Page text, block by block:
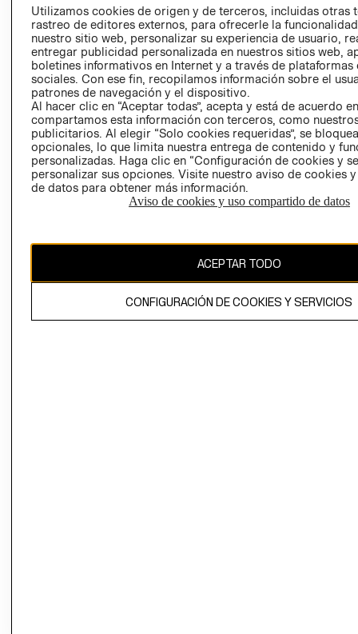
AVISO DE
PRIVACIDAD
GIFT CARD
AVISO DE
COOKIES
Chile ($)
El contenido de esta página web está protegido por copyright y es
propiedad de H&M Hennes & Mauritz AB.
Utilizamos cookies de origen y de terceros, incluidas otras
rastreo de editores externos, para ofrecerle la
nuestro sitio web, personalizar su experiencia de usuario,
entregar publicidad personalizada en nuestros sitios web,
boletines informativos en Internet y a través de plataformas
sociales. Con ese fin, recopilamos información sobre el
patrones de navegación y el dispositivo.
Al hacer clic en “Aceptar todas”, acepta y está de acuerdo
compartamos esta información con terceros, como
publicitarios. Al elegir “Solo cookies requeridas”, se
opcionales, lo que limita nuestra entrega de contenido y
personalizadas. Haga clic en “Configuración de cookies y
personalizar sus opciones. Visite nuestro aviso de cookies
de datos para obtener más información.
Aviso de cookies y uso compartido de datos
ACEPTAR TODO
CONFIGURACIÓN DE COOKIES Y SERVICIOS